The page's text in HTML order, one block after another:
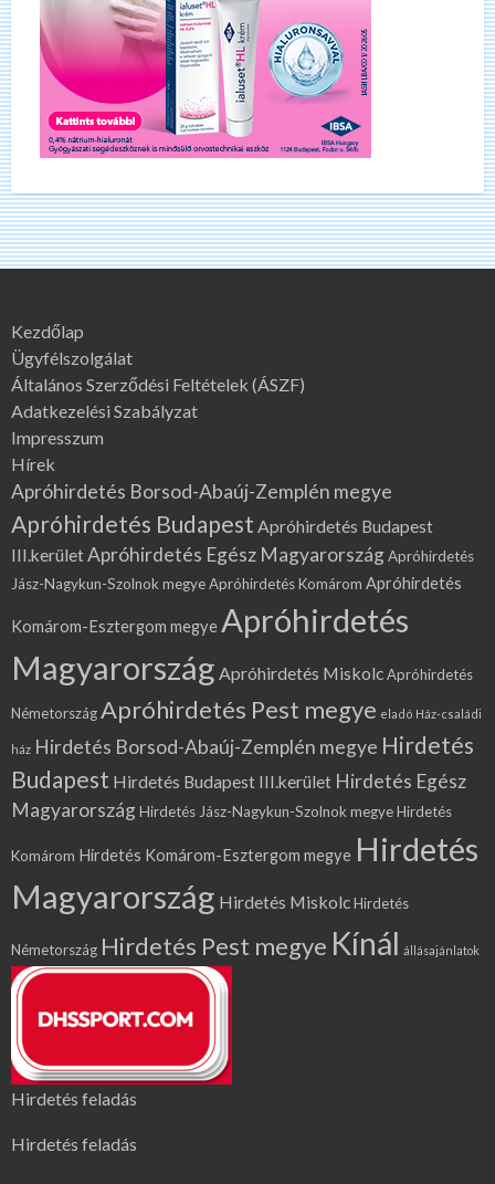
Kezdőlap
Ügyfélszolgálat
Általános Szerződési Feltételek (ÁSZF)
Adatkezelési Szabályzat
Impresszum
Hírek
Apróhirdetés Borsod-Abaúj-Zemplén megye
Apróhirdetés Budapest Apróhirdetés Budapest
III.kerületApróhirdetés Egész MagyarországApróhirdetés
Jász-Nagykun-Szolnok megyeApróhirdetés Komárom Apróhirdetés
Komárom-Esztergom megye Apróhirdetés
Magyarország Apróhirdetés MiskolcApróhirdetés
NémetországApróhirdetés Pest megye eladó Ház-családi
ház Hirdetés Borsod-Abaúj-Zemplén megye Hirdetés
Budapest Hirdetés Budapest III.kerület Hirdetés Egész
MagyarországHirdetés Jász-Nagykun-Szolnok megyeHirdetés
Komárom Hirdetés Komárom-Esztergom megye Hirdetés
Magyarország Hirdetés MiskolcHirdetés
Németország Hirdetés Pest megye Kínál állásajánlatok
Hirdetés feladás
Hirdetés feladás